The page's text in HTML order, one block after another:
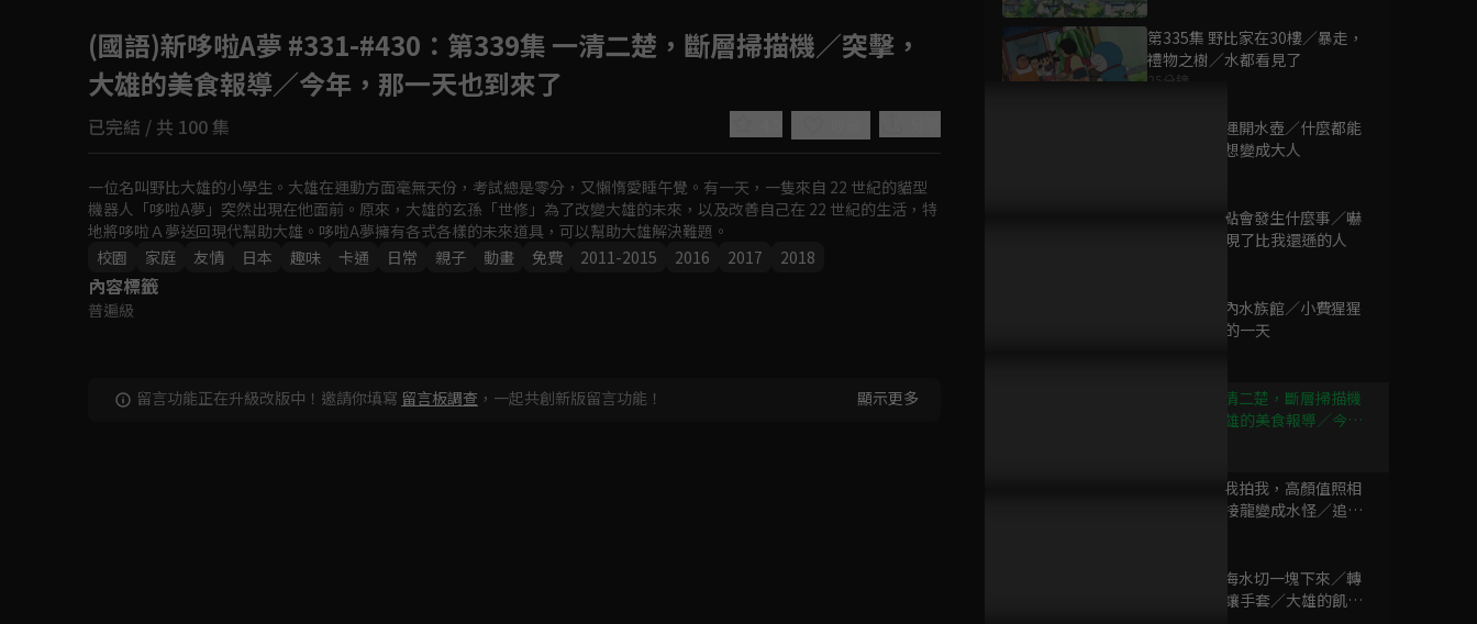
Play
如有不便請見諒
回首頁
第335集 野比家在30樓／暴走，
禮物之樹／水都看見了
25分鐘
第336集 幸運開水壺／什麼都能
變玩偶／我想變成大人
第337集 七點會發生什麼事／嚇
人箱棒／出現了比我還遜的人
第338集 室內水族館／小費猩猩
／大雄漫長的一天
第339集 一清二楚，斷層掃描機
／突擊，大雄的美食報導／今
第340集 拍我拍我，高顏值照相
機／用文字接龍變成水怪／追捕
第341集 將海水切一塊下來／轉
嫁責任的轉讓手套／大雄的飢餓
(國語)新哆啦A夢 #331-#430 ：第339集 一清二楚，斷層掃描機／突擊，
大雄的美食報導／今年，那一天也到來了
已完結 / 共 100 集
一位名叫野比大雄的小學生。大雄在運動方面毫無天份，考試總是零分，又懶惰愛睡午覺。有一天，一隻來自 22 世紀的貓型
機器人「哆啦A夢」突然出現在他面前。原來，大雄的玄孫「世修」為了改變大雄的未來，以及改善自己在 22 世紀的生活，特
地將哆啦Ａ夢送回現代幫助大雄。哆啦A夢擁有各式各樣的未來道具，可以幫助大雄解決難題。
校園
家庭 友情 日本 趣味 卡通 日常 親子 動畫 免費 2011-2015 2016 2017 2018
內容標籤
普遍級
留言功能正在升級改版中！邀請你填寫 留言板調查 ，一起共創新版留言功能！ 顯示更多
為您推薦
#530
已完結 / 共 100 集
(國語)新哆啦A夢
#231-#330
已完結 / 共 52 集
小怪獸阿蒙 S2
已完結 / 共 26 集